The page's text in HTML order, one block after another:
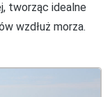
tworząc idealne
wzdłuż morza.